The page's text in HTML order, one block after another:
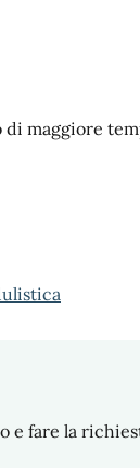
maggiore
e fare la